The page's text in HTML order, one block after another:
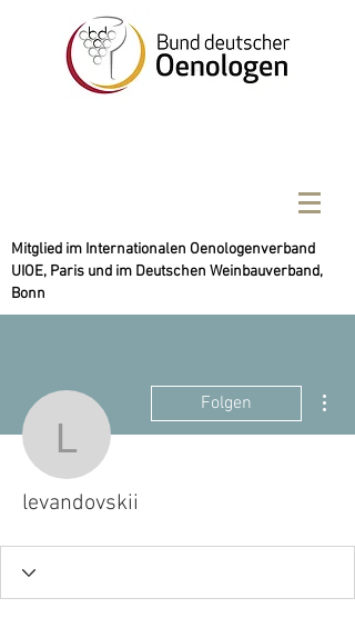
Mitglied im Internationalen Oenologenverband
UIOE, Paris und im Deutschen Weinbauverband,
Bonn
levandovskii
Folgen
levandovskii